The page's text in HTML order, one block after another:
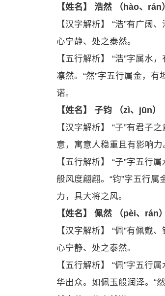
【姓名】 浩然 （hào、rán）
【汉字解析】 “浩”有广阔
心宁静、处之泰然。
【五行解析】 “浩”字属水
凛然。“然”字五行属金，
诺。
【姓名】 子钧 （zì、jūn）
【汉字解析】 “子”有君子
意，寓意人稳重且有影响力
【五行解析】 “子”字五行
般风度翩翩。“钧”字五行
力，具大将之风。
【姓名】 佩然 （pèi、rán）
【汉字解析】 “佩”有佩戴
心宁静、处之泰然。
【五行解析】 “佩”字五行
华出众。如佩玉般润泽。“